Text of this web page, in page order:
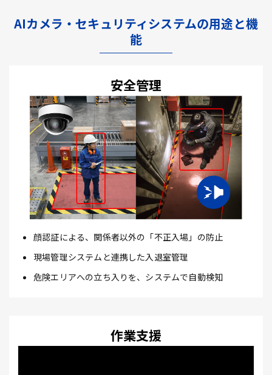
AIカメラ・セキュリティシステムの用途と機
能
安全管理
顔認証による、関係者以外の「不正入場」の防止
現場管理システムと連携した入退室管理
危険エリアへの立ち入りを、システムで自動検知
作業支援